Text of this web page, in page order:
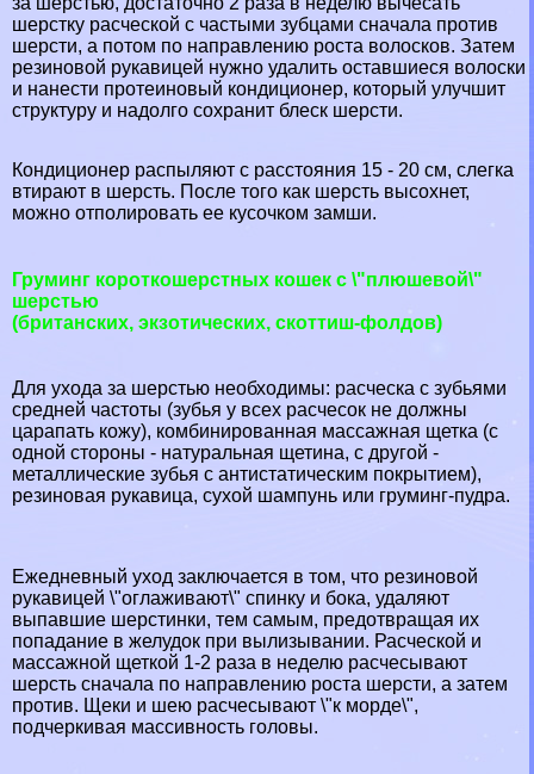
шерстку расческой с частыми зубцами сначала против
шерсти, а потом по направлению роста волосков. Затем
резиновой рукавицей нужно удалить оставшиеся волоски
и нанести протеиновый кондиционер, который улучшит
структуру и надолго сохранит блеск шерсти.
Кондиционер распыляют с расстояния 15 - 20 см, слегка
втирают в шерсть. После того как шерсть высохнет,
можно отполировать ее кусочком замши.
Груминг короткошерстных кошек с \"плюшевой\"
шерстью
(британских, экзотических, скоттиш-фолдов)
Для ухода за шерстью необходимы: расческа с зубьями
средней частоты (зубья у всех расчесок не должны
царапать кожу), комбинированная массажная щетка (с
одной стороны - натуральная щетина, с другой -
металлические зубья с антистатическим покрытием),
резиновая рукавица, сухой шампунь или груминг-пудра.
Ежедневный уход заключается в том, что резиновой
рукавицей \"оглаживают\" спинку и бока, удаляют
выпавшие шерстинки, тем самым, предотвращая их
попадание в желудок при вылизывании. Расческой и
массажной щеткой 1-2 раза в неделю расчесывают
шерсть сначала по направлению роста шерсти, а затем
против. Щеки и шею расчесывают \"к морде\",
подчеркивая массивность головы.